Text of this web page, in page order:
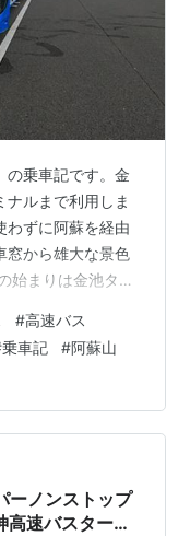
の乗車記です。金
ルまで利用しま
わずに阿蘇を経由
窓から雄大な景色
始まりは金池ター
ス、「やまびこ
大な阿蘇の景色を
録 関連記事 旅の
まりは大分駅から
ミナルです。大分
#高速バス
乗車記 #阿蘇山
ノンストップ
速バスターミ